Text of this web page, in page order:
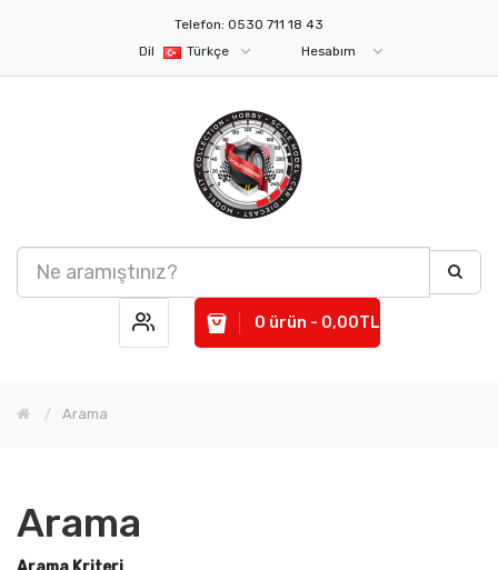
Telefon: 0530 711 18 43
Dil
Türkçe Hesabım
0 ürün - 0,00TL
Arama
Arama